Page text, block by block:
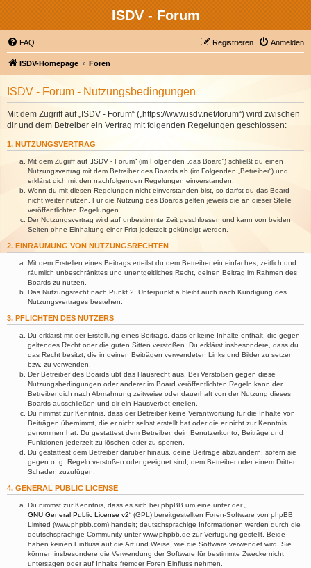
ISDV - Forum
FAQ Anmelden
Registrieren
ISDV-Homepage Foren
ISDV - Forum - Nutzungsbedingungen
Mit dem Zugriff auf „ISDV - Forum“ („https://www.isdv.net/forum“) wird zwischen
dir und dem Betreiber ein Vertrag mit folgenden Regelungen geschlossen:
1. NUTZUNGSVERTRAG
Mit dem Zugriff auf „ISDV - Forum“ (im Folgenden „das Board“) schließt du einen
Nutzungsvertrag mit dem Betreiber des Boards ab (im Folgenden „Betreiber“) und
erklärst dich mit den nachfolgenden Regelungen einverstanden.
Wenn du mit diesen Regelungen nicht einverstanden bist, so darfst du das Board
nicht weiter nutzen. Für die Nutzung des Boards gelten jeweils die an dieser Stelle
veröffentlichten Regelungen.
Der Nutzungsvertrag wird auf unbestimmte Zeit geschlossen und kann von beiden
Seiten ohne Einhaltung einer Frist jederzeit gekündigt werden.
2. EINRÄUMUNG VON NUTZUNGSRECHTEN
Mit dem Erstellen eines Beitrags erteilst du dem Betreiber ein einfaches, zeitlich und
räumlich unbeschränktes und unentgeltliches Recht, deinen Beitrag im Rahmen des
Boards zu nutzen.
Das Nutzungsrecht nach Punkt 2, Unterpunkt a bleibt auch nach Kündigung des
Nutzungsvertrages bestehen.
3. PFLICHTEN DES NUTZERS
Du erklärst mit der Erstellung eines Beitrags, dass er keine Inhalte enthält, die gegen
geltendes Recht oder die guten Sitten verstoßen. Du erklärst insbesondere, dass du
das Recht besitzt, die in deinen Beiträgen verwendeten Links und Bilder zu setzen
bzw. zu verwenden.
Der Betreiber des Boards übt das Hausrecht aus. Bei Verstößen gegen diese
Nutzungsbedingungen oder anderer im Board veröffentlichten Regeln kann der
Betreiber dich nach Abmahnung zeitweise oder dauerhaft von der Nutzung dieses
Boards ausschließen und dir ein Hausverbot erteilen.
Du nimmst zur Kenntnis, dass der Betreiber keine Verantwortung für die Inhalte von
Beiträgen übernimmt, die er nicht selbst erstellt hat oder die er nicht zur Kenntnis
genommen hat. Du gestattest dem Betreiber, dein Benutzerkonto, Beiträge und
Funktionen jederzeit zu löschen oder zu sperren.
Du gestattest dem Betreiber darüber hinaus, deine Beiträge abzuändern, sofern sie
gegen o. g. Regeln verstoßen oder geeignet sind, dem Betreiber oder einem Dritten
Schaden zuzufügen.
4. GENERAL PUBLIC LICENSE
Du nimmst zur Kenntnis, dass es sich bei phpBB um eine unter der „
GNU General Public License v2“ (GPL) bereitgestellten Foren-Software von phpBB
Limited (www.phpbb.com) handelt; deutschsprachige Informationen werden durch die
deutschsprachige Community unter www.phpbb.de zur Verfügung gestellt. Beide
haben keinen Einfluss auf die Art und Weise, wie die Software verwendet wird. Sie
können insbesondere die Verwendung der Software für bestimmte Zwecke nicht
untersagen oder auf Inhalte fremder Foren Einfluss nehmen.